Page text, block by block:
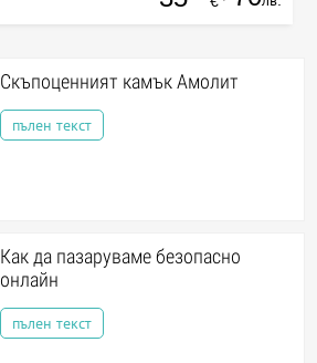
Скъпоценният камък Амолит
пълен текст
Как да пазаруваме безопасно
онлайн
пълен текст